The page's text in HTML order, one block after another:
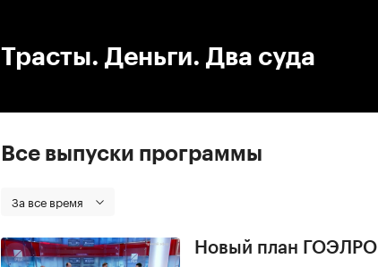
Трасты. Деньги. Два суда
Все выпуски программы
За все время
Новый план ГОЭЛРО